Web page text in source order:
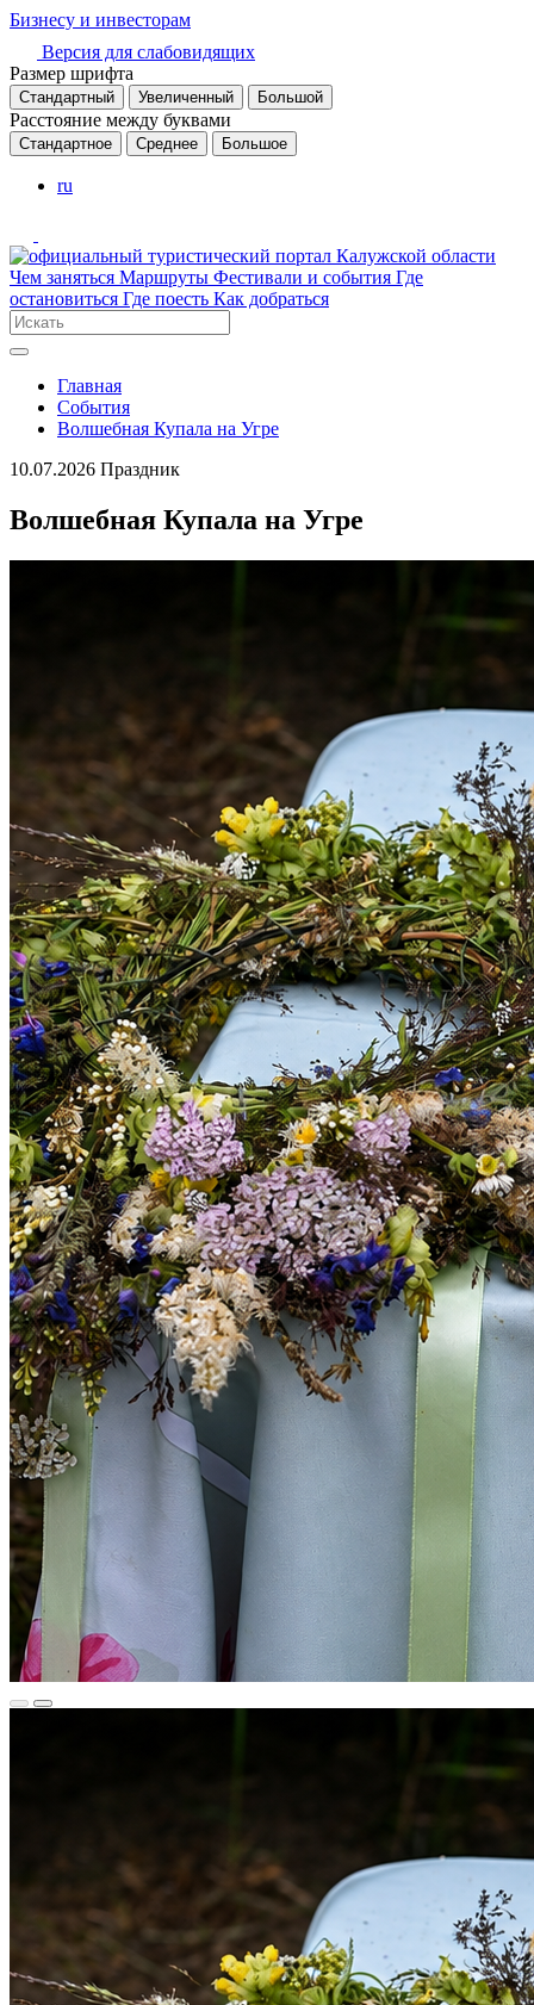
Бизнесу и инвесторам
Версия для слабовидящих
Размер шрифта
Стандартный Увеличенный Большой
Расстояние между буквами
Стандартное Среднее Большое
ru
Чем заняться Маршруты Фестивали и события Где
остановиться Где поесть Как добраться
Главная
События
Волшебная Купала на Угре
10.07.2026 Праздник
Волшебная Купала на Угре